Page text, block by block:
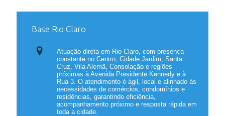
Base Rio Claro
Atuação direta em Rio Claro, com presença
constante no Centro, Cidade Jardim, Santa
Cruz, Vila Alemã, Consolação e regiões
próximas à Avenida Presidente Kennedy e à
Rua 3. O atendimento é ágil, local e alinhado às
necessidades de comércios, condomínios e
residências, garantindo eficiência,
acompanhamento próximo e resposta rápida em
toda a cidade.